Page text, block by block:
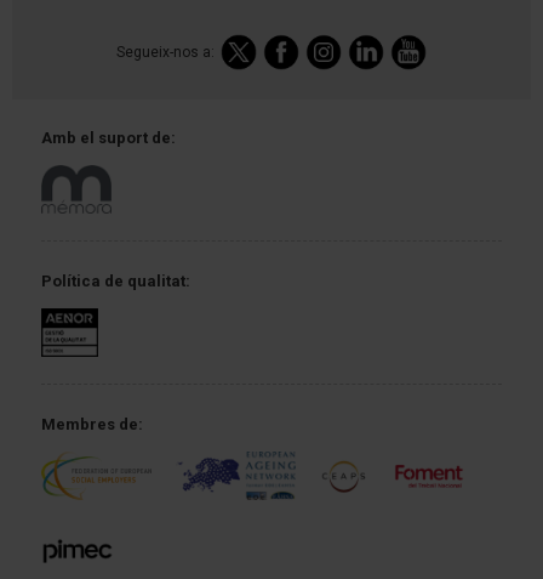
Segueix-nos a:
Amb el suport de:
Política de qualitat:
Membres de: